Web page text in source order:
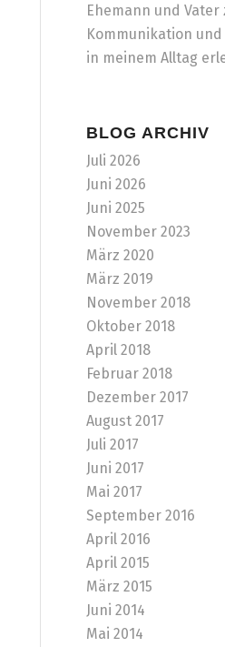
Ehemann und Vater
Kommunikation
in meinem Alltag
BLOG ARCHIV
Juli 2026
Juni 2026
Juni 2025
November 2023
März 2020
März 2019
November 2018
Oktober 2018
April 2018
Februar 2018
Dezember 2017
August 2017
Juli 2017
Juni 2017
Mai 2017
September 2016
April 2016
April 2015
März 2015
Juni 2014
Mai 2014